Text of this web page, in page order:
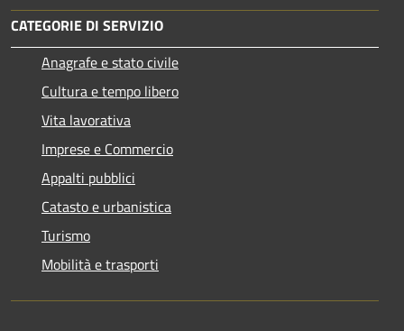
CATEGORIE DI SERVIZIO
Anagrafe e stato civile
Cultura e tempo libero
Vita lavorativa
Imprese e Commercio
Appalti pubblici
Catasto e urbanistica
Turismo
Mobilità e trasporti